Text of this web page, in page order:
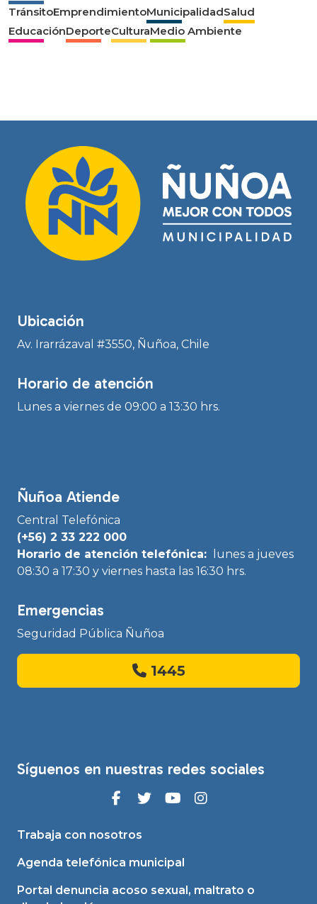
TránsitoEmprendimientoMunicipalidadSalud
EducaciónDeporteCulturaMedio Ambiente
Ubicación
Av. Irarrázaval #3550, Ñuñoa, Chile
Horario de atención
Lunes a viernes de 09:00 a 13:30 hrs.
Ñuñoa Atiende
Central Telefónica
(+56) 2 33 222 000
Horario de atención telefónica:
lunes a jueves
08:30 a 17:30 y viernes hasta las 16:30 hrs.
Emergencias
Seguridad Pública Ñuñoa
1445
Síguenos en nuestras redes sociales
Trabaja con nosotros
Agenda telefónica municipal
Portal denuncia acoso sexual, maltrato o